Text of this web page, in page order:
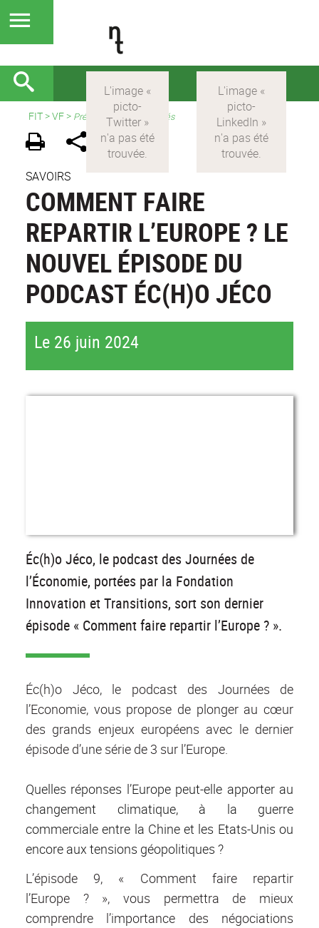
FIT>VF> Présentation et actualités
SAVOIRS
COMMENT FAIRE
REPARTIR L’EUROPE ? LE
NOUVEL ÉPISODE DU
PODCAST ÉC(H)O JÉCO
Le 26 juin 2024
Éc(h)o Jéco, le podcast des Journées de
l’Économie, portées par la Fondation
Innovation et Transitions, sort son dernier
épisode « Comment faire repartir l’Europe ? ».
Éc(h)o Jéco, le podcast des Journées de
l’Economie, vous propose de plonger au cœur
des grands enjeux européens avec le dernier
épisode d’une série de 3 sur l’Europe.
Quelles réponses l’Europe peut-elle apporter au
changement climatique, à la guerre
commerciale entre la Chine et les Etats-Unis ou
encore aux tensions géopolitiques ?
L’épisode 9, « Comment faire repartir
l’Europe ? », vous permettra de mieux
comprendre l’importance des négociations